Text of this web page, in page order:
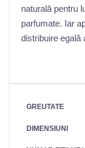
naturală pentru
parfumate. Iar
distribuire egală
GREUTATE
DIMENSIUNI